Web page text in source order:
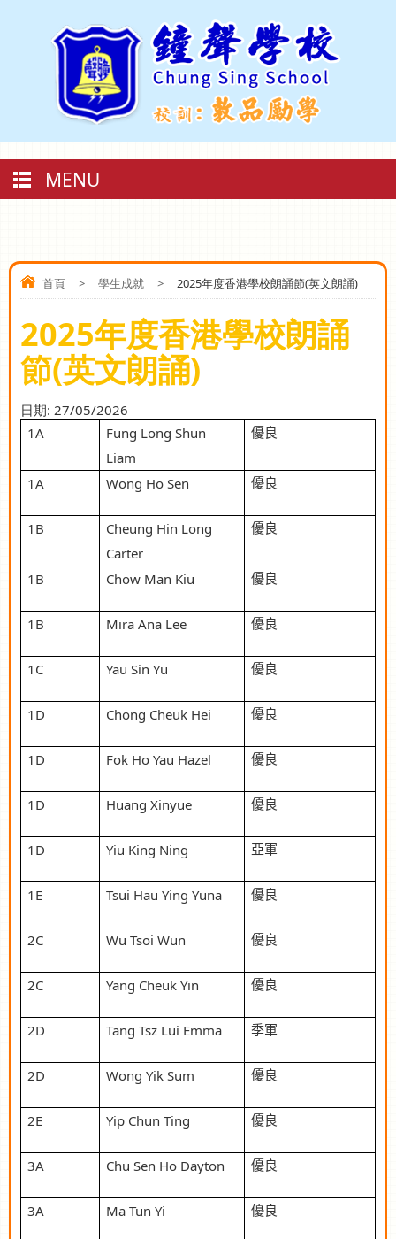
MENU
首頁 > 學生成就 > 2025年度香港學校朗誦節(英文朗誦)
2025年度香港學校朗誦
節(英文朗誦)
日期: 27/05/2026
1A
Fung Long Shun
Liam
優良
1A Wong Ho Sen 優良
1B
Cheung Hin Long
Carter
優良
1B Chow Man Kiu 優良
1B Mira Ana Lee 優良
1C Yau Sin Yu 優良
1D Chong Cheuk Hei 優良
1D Fok Ho Yau Hazel 優良
1D Huang Xinyue 優良
1D Yiu King Ning 亞軍
1E Tsui Hau Ying Yuna 優良
2C Wu Tsoi Wun 優良
2C Yang Cheuk Yin 優良
2D Tang Tsz Lui Emma 季軍
2D Wong Yik Sum 優良
2E Yip Chun Ting 優良
3A Chu Sen Ho Dayton 優良
3A Ma Tun Yi 優良